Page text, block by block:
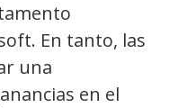
En tanto, las
una
en el